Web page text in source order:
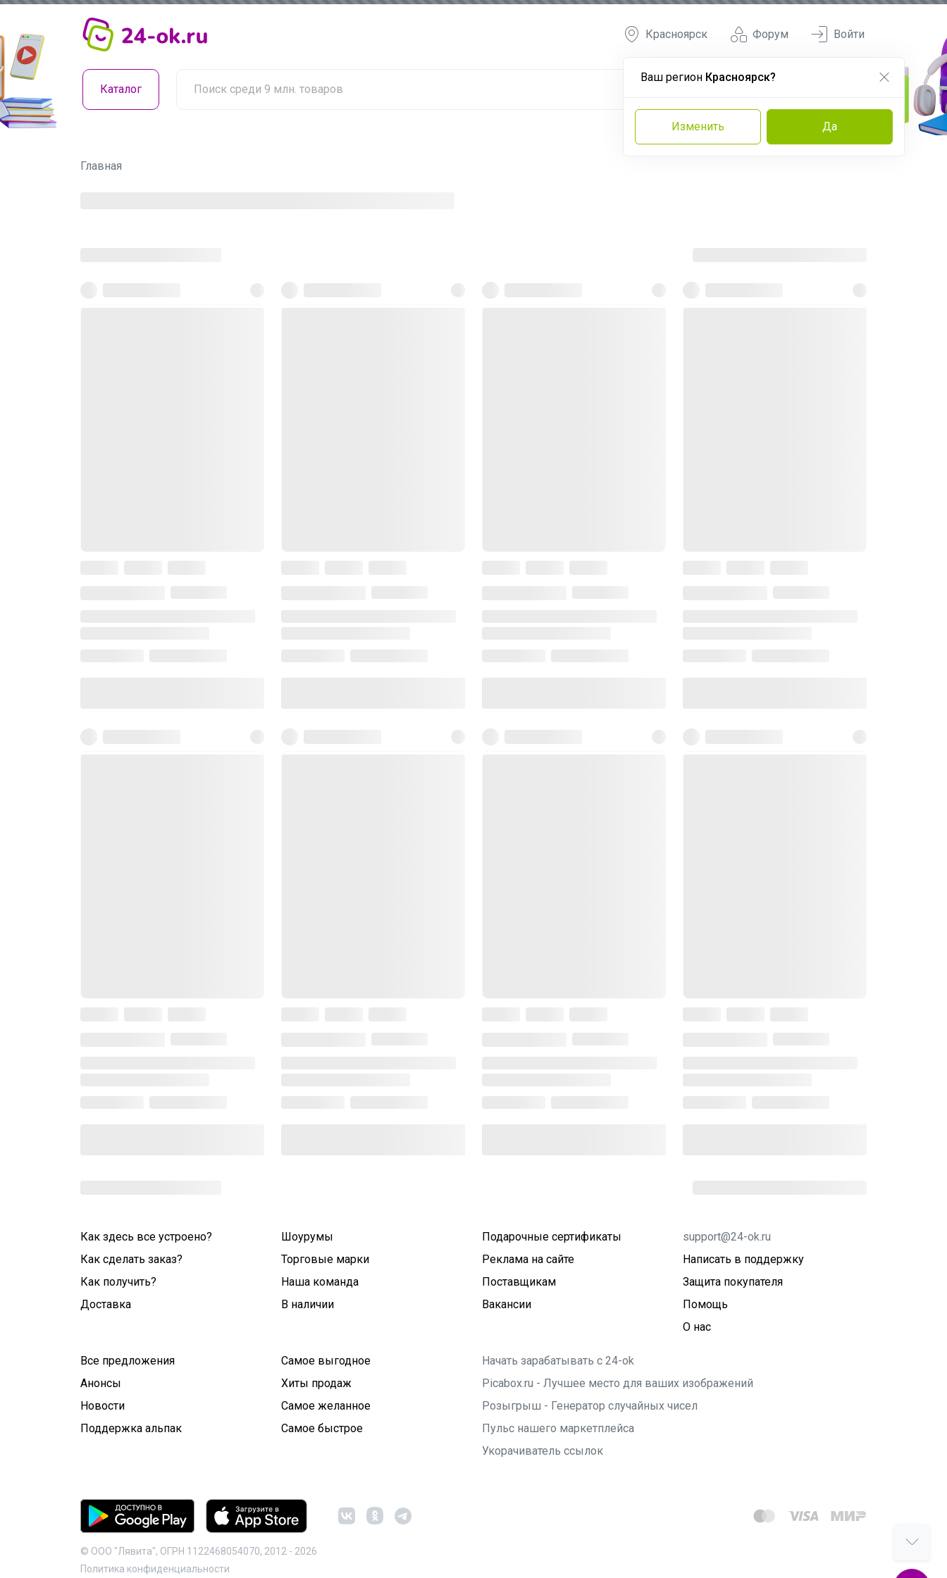
Форум
Красноярск
Ваш регион Красноярск?
Изменить Да
Войти
Каталог
Главная
Как здесь все устроено?
Как сделать заказ?
Как получить?
Доставка
Шоурумы
Торговые марки
Наша команда
В наличии
Подарочные сертификаты
Реклама на сайте
Поставщикам
Вакансии
support@24-ok.ru
Написать в поддержку
Защита покупателя
Помощь
О нас
Все предложения
Анонсы
Новости
Поддержка альпак
Самое выгодное
Хиты продаж
Самое желанное
Самое быстрое
Начать зарабатывать с 24-ok
Picabox.ru - Лучшее место для ваших изображений
Розыгрыш - Генератор случайных чисел
Пульс нашего маркетплейса
Укорачиватель ссылок
© ООО "Лявита", ОГРН 1122468054070, 2012 - 2026
Политика конфиденциальности